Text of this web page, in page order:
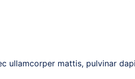
mattis, pulvinar